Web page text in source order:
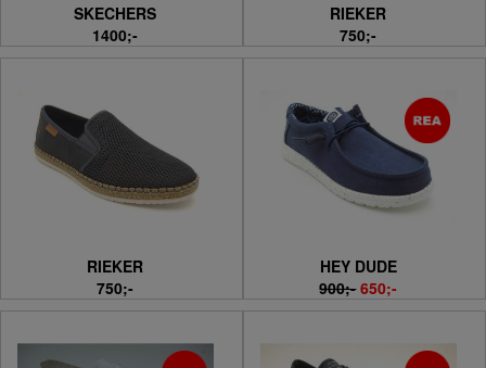
SKECHERS
1400;-
RIEKER
750;-
RIEKER
750;-
HEY DUDE
900;- 650;-